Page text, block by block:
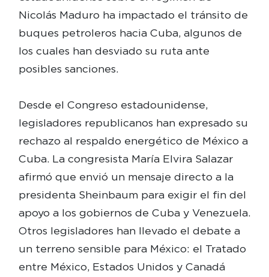
Nicolás Maduro ha impactado el tránsito de
buques petroleros hacia Cuba, algunos de
los cuales han desviado su ruta ante
posibles sanciones.
Desde el Congreso estadounidense,
legisladores republicanos han expresado su
rechazo al respaldo energético de México a
Cuba. La congresista María Elvira Salazar
afirmó que envió un mensaje directo a la
presidenta Sheinbaum para exigir el fin del
apoyo a los gobiernos de Cuba y Venezuela.
Otros legisladores han llevado el debate a
un terreno sensible para México: el Tratado
entre México, Estados Unidos y Canadá